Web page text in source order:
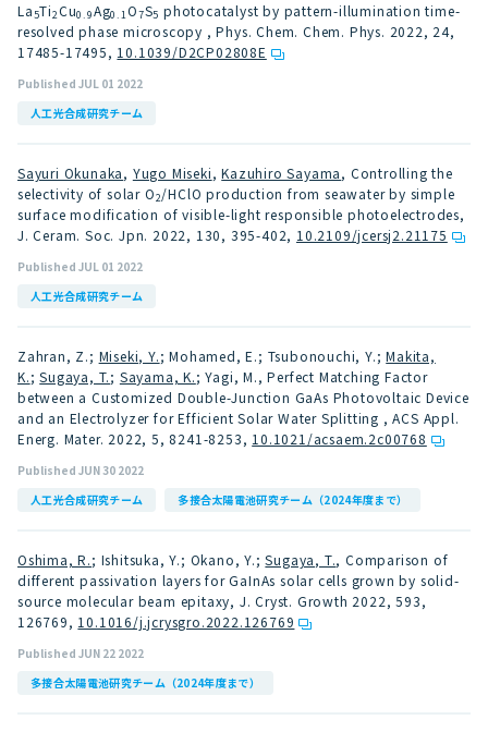
La5Ti2Cu0.9Ag0.1O7S5 photocatalyst by pattern-illumination time-
resolved phase microscopy , Phys. Chem. Chem. Phys. 2022, 24,
17485-17495, 10.1039/D2CP02808E
Published JUL 01 2022
人工光合成研究チーム
Sayuri Okunaka, Yugo Miseki,Kazuhiro Sayama, Controlling the
selectivity of solar O2/HClO production from seawater by simple
surface modification of visible-light responsible photoelectrodes,
J. Ceram. Soc. Jpn. 2022, 130, 395-402, 10.2109/jcersj2.21175
Published JUL 01 2022
人工光合成研究チーム
Zahran, Z.; Miseki, Y.; Mohamed, E.; Tsubonouchi, Y.;Makita,
K.;Sugaya, T.; Sayama, K.; Yagi, M., Perfect Matching Factor
between a Customized Double-Junction GaAs Photovoltaic Device
and an Electrolyzer for Efficient Solar Water Splitting , ACS Appl.
Energ. Mater. 2022, 5, 8241-8253, 10.1021/acsaem.2c00768
Published JUN 30 2022
人工光合成研究チーム
多接合太陽電池研究チーム（2024年度まで）
Oshima, R.; Ishitsuka, Y.; Okano, Y.;Sugaya, T., Comparison of
different passivation layers for GaInAs solar cells grown by solid-
source molecular beam epitaxy, J. Cryst. Growth 2022, 593,
126769, 10.1016/j.jcrysgro.2022.126769
Published JUN 22 2022
多接合太陽電池研究チーム（2024年度まで）